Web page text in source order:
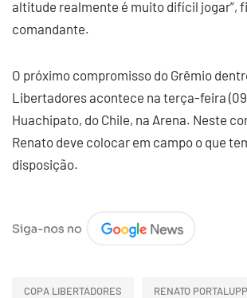
altitude realmente é muito difícil jogar”,
comandante.
O próximo compromisso do Grêmio
Libertadores acontece na terça-feira
Huachipato, do Chile, na Arena. Neste
Renato deve colocar em campo o que
disposição.
COPA LIBERTADORES RENATO